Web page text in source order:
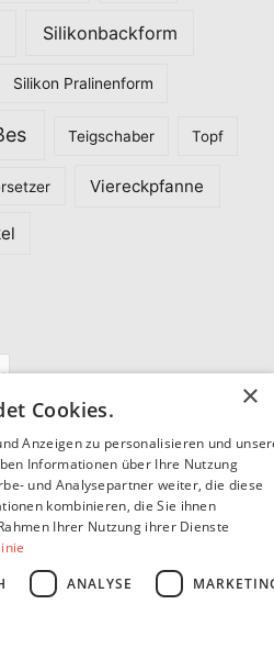
Silikonbackform
Silikon Pralinenform
Teigschaber Topf
Viereckpfanne
×
Cookies.
Anzeigen zu personalisieren und
Informationen über Ihre Nutzung
und Analysepartner weiter, die diese
kombinieren, die Sie ihnen
Ihrer Nutzung ihrer Dienste
ANALYSE